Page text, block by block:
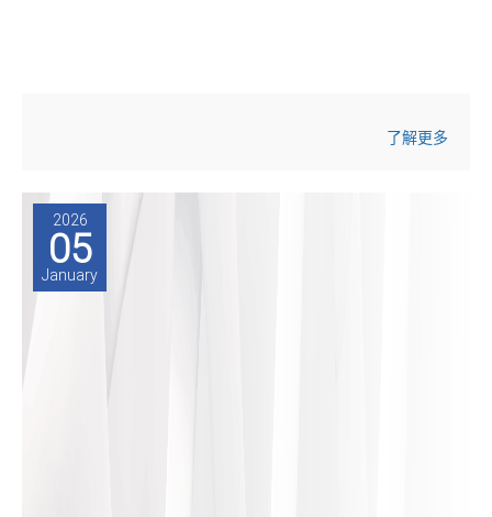
了解更多
2026
05
January